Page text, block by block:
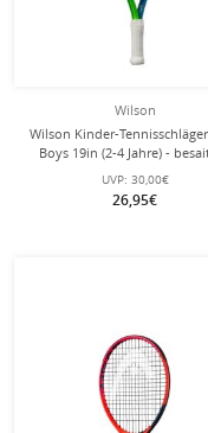
Wilson
Wilson Kinder-
Boys 19in (2-4 Jahre) -
UVP: 30,00€
26,95€